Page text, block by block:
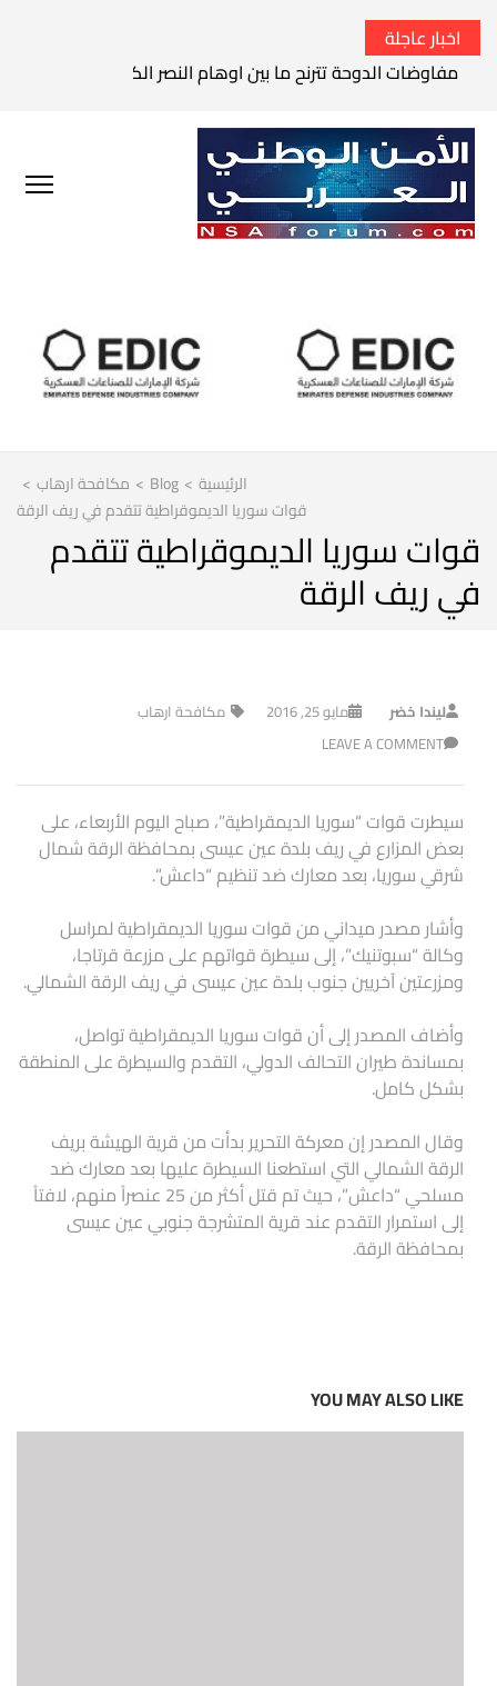
اخبار عاجلة
مفاوضات الدوحة تترنح ما بين اوهام النصر الكامل وواقع
الرئيسية >
Blog
> مكافحة ارهاب >
قوات سوريا الديموقراطية تتقدم في ريف الرقة
قوات سوريا الديموقراطية تتقدم
في ريف الرقة
ليندا خضر مايو 25, 2016
مكافحة ارهاب
LEAVE A COMMENT
سيطرت قوات “سوريا الديمقراطية”، صباح اليوم الأربعاء، على
بعض المزارع في ريف بلدة عين عيسى بمحافظة الرقة شمال
شرقي سوريا، بعد معارك ضد تنظيم “داعش”.
وأشار مصدر ميداني من قوات سوريا الديمقراطية لمراسل
وكالة “سبوتنيك”، إلى سيطرة قواتهم على مزرعة قرتاجا،
ومزرعتين آخريين جنوب بلدة عين عيسى في ريف الرقة الشمالي.
وأضاف المصدر إلى أن قوات سوريا الديمقراطية تواصل،
بمساندة طيران التحالف الدولي، التقدم والسيطرة على المنطقة
بشكل كامل.
وقال المصدر إن معركة التحرير بدأت من قرية الهيشة بريف
الرقة الشمالي التي استطعنا السيطرة عليها بعد معارك ضد
مسلحي “داعش”، حيث تم قتل أكثر من 25 عنصراً منهم، لافتاً
إلى استمرار التقدم عند قرية المتشرجة جنوبي عين عيسى
بمحافظة الرقة.
YOU MAY ALSO LIKE